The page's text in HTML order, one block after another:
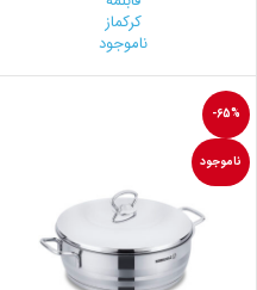
کرکماز
ناموجود
-65%
ناموجود